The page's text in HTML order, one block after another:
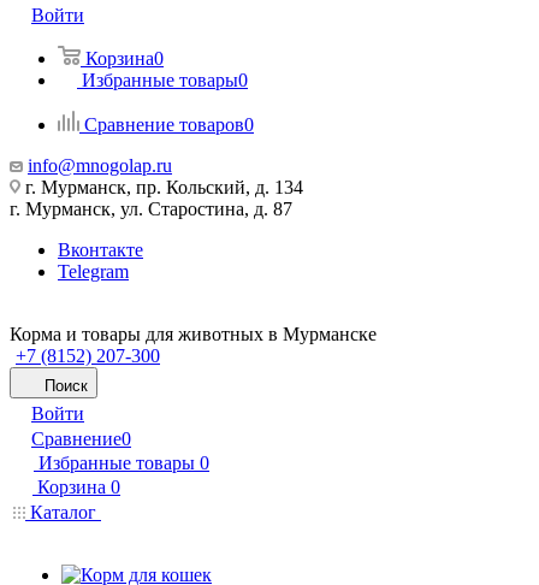
Войти
Корзина0
Избранные товары0
Сравнение товаров0
info@mnogolap.ru
г. Мурманск, пр. Кольский, д. 134
г. Мурманск, ул. Старостина, д. 87
Вконтакте
Telegram
Корма и товары для животных в Мурманске
+7 (8152) 207-300
Поиск
Войти
Сравнение0
Избранные товары 0
Корзина 0
Каталог